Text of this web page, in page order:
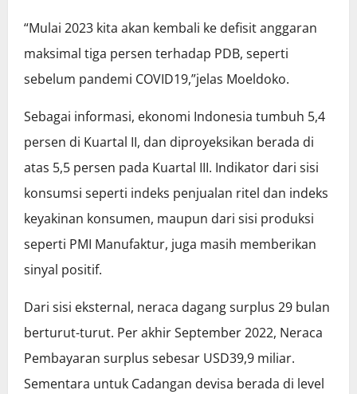
“Mulai 2023 kita akan kembali ke defisit anggaran
maksimal tiga persen terhadap PDB, seperti
sebelum pandemi COVID19,”jelas Moeldoko.
Sebagai informasi, ekonomi Indonesia tumbuh 5,4
persen di Kuartal II, dan diproyeksikan berada di
atas 5,5 persen pada Kuartal III. Indikator dari sisi
konsumsi seperti indeks penjualan ritel dan indeks
keyakinan konsumen, maupun dari sisi produksi
seperti PMI Manufaktur, juga masih memberikan
sinyal positif.
Dari sisi eksternal, neraca dagang surplus 29 bulan
berturut-turut. Per akhir September 2022, Neraca
Pembayaran surplus sebesar USD39,9 miliar.
Sementara untuk Cadangan devisa berada di level